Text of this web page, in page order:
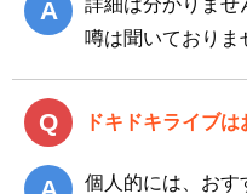
噂は聞いておりま
ドキドキライブは
個人的には、おす